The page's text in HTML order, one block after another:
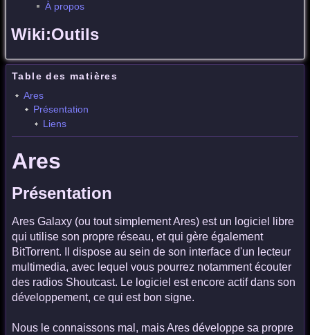
À propos
Wiki:Outils
Table des matières
Ares
Présentation
Liens
Ares
Présentation
Ares Galaxy (ou tout simplement Ares) est un logiciel libre
qui utilise son propre réseau, et qui gère également
BitTorrent. Il dispose au sein de son interface d'un lecteur
multimedia, avec lequel vous pourrez notamment écouter
des radios Shoutcast. Le logiciel est encore actif dans son
développement, ce qui est bon signe.
Nous le connaissons mal, mais Ares développe sa propre